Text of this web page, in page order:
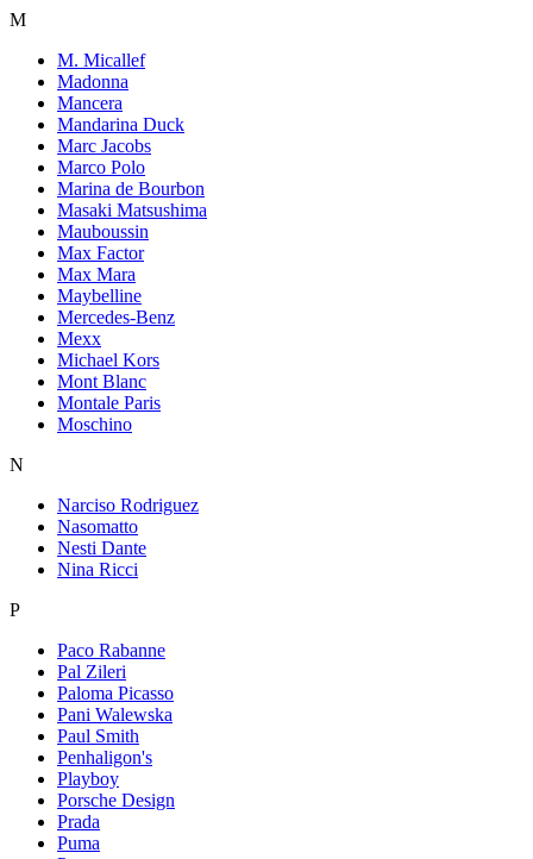
M
M. Micallef
Madonna
Mancera
Mandarina Duck
Marc Jacobs
Marco Polo
Marina de Bourbon
Masaki Matsushima
Mauboussin
Max Factor
Max Mara
Maybelline
Mercedes-Benz
Mexx
Michael Kors
Mont Blanc
Montale Paris
Moschino
N
Narciso Rodriguez
Nasomatto
Nesti Dante
Nina Ricci
P
Paco Rabanne
Pal Zileri
Paloma Picasso
Pani Walewska
Paul Smith
Penhaligon's
Playboy
Porsche Design
Prada
Puma